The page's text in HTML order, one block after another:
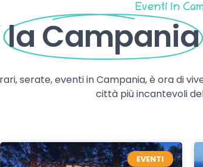
Eventi in
la Campania
serate, eventi in Campania, è ora di
città più incantevoli
EVENTI